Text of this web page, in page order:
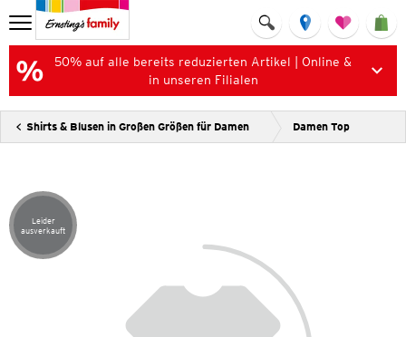
50% auf alle bereits reduzierten Artikel | Online &
in unseren Filialen
Shirts & Blusen in Großen Größen für Damen Damen Top
Artikel leider ausverkauft
Leider
ausverkauft